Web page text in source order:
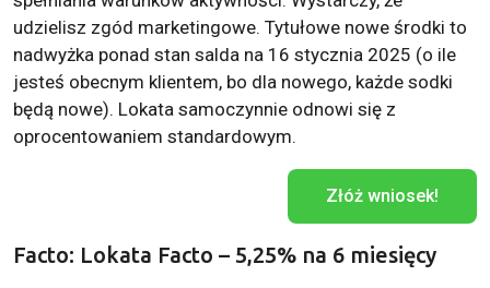
udzielisz zgód marketingowe. Tytułowe nowe środki to
nadwyżka ponad stan salda na 16 stycznia 2025 (o ile
jesteś obecnym klientem, bo dla nowego, każde sodki
będą nowe). Lokata samoczynnie odnowi się z
oprocentowaniem standardowym.
Złóż wniosek!
Facto: Lokata Facto – 5,25% na 6 miesięcy